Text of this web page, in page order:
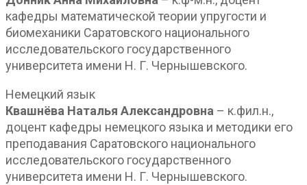
кафедры математической теории упругости и
биомеханики Саратовского национального
исследовательского государственного
университета имени Н. Г. Чернышевского.
Немецкий язык
Квашнёва Наталья Александровна – к.фил.н.,
доцент кафедры немецкого языка и методики его
преподавания Саратовского национального
исследовательского государственного
университета имени Н. Г. Чернышевского.